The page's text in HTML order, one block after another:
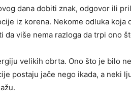
dana dobiti znak, odgovor ili
iz korena. Nekome odluka
da više nema razloga da trpi ono
velikih obrta. Ono što je bilo
postaju jače nego ikada, a neki